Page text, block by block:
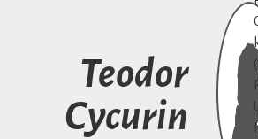
Teodor
Cycurin